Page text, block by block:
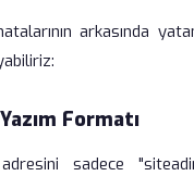
arkasında
Formatı
sadece